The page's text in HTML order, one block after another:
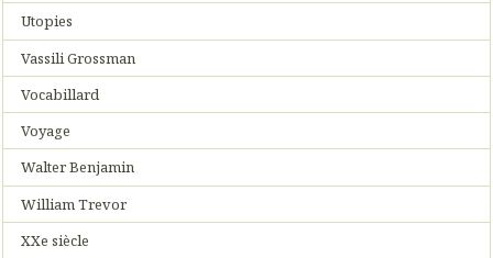
Utopies
Vassili Grossman
Vocabillard
Voyage
Walter Benjamin
William Trevor
XXe siècle